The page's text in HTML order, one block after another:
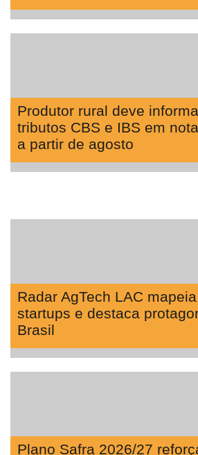
Produtor rural deve
tributos CBS e IBS em
a partir de agosto
Radar AgTech LAC
startups e destaca
Brasil
Plano Safra 2026/27